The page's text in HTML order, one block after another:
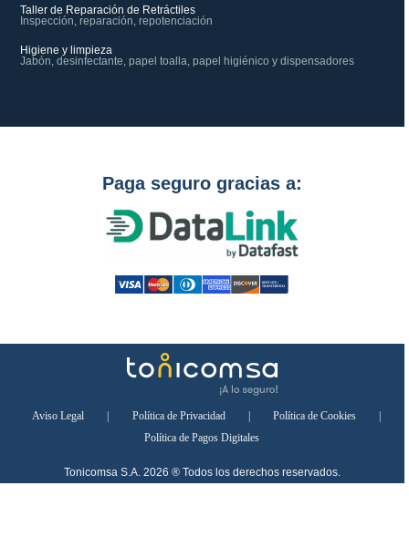
Taller de Reparación de Retráctiles
Inspección, reparación, repotenciación
Higiene y limpieza
Jabón, desinfectante, papel toalla, papel higiénico y dispensadores
Paga seguro gracias a:
Aviso Legal Política de Privacidad Política de Cookies
Política de Pagos Digitales
Tonicomsa S.A. 2026 ® Todos los derechos reservados.